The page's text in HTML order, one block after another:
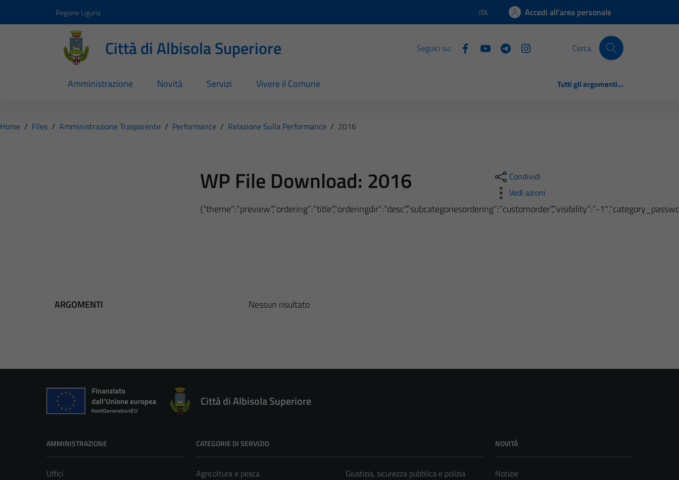
Regione Liguria Lingua attiva:
ITA Accedi all'area personale
Città di Albisola Superiore Seguici su: Cerca
Amministrazione Novità Servizi Vivere il Comune Tutti gli argomenti...
Home / Files / Amministrazione Trasparente / Performance / Relazione Sulla Performance / 2016
WP File Download: 2016
{“theme”:”preview”,”ordering”:”title”,”orderingdir”:”desc”,”subcategoriesordering”:”customorder”,”visibility”:”-
Condividi
Vedi azioni
ARGOMENTI Nessun risultato
Città di Albisola Superiore
AMMINISTRAZIONE
Uffici
CATEGORIE DI SERVIZIO
Agricoltura e pesca
Giustizia, sicurezza pubblica e polizia
NOVITÀ
Notizie